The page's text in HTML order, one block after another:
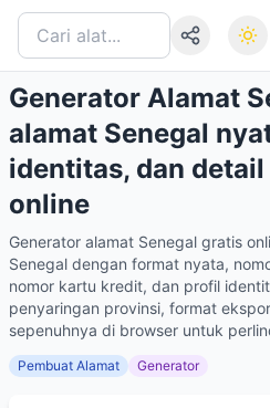
Generator Alamat
alamat Senegal
identitas, dan
online
Generator alamat Senegal gratis
Senegal dengan format nyata,
nomor kartu kredit, dan profil
penyaringan provinsi, format
sepenuhnya di browser untuk
Pembuat Alamat Generator